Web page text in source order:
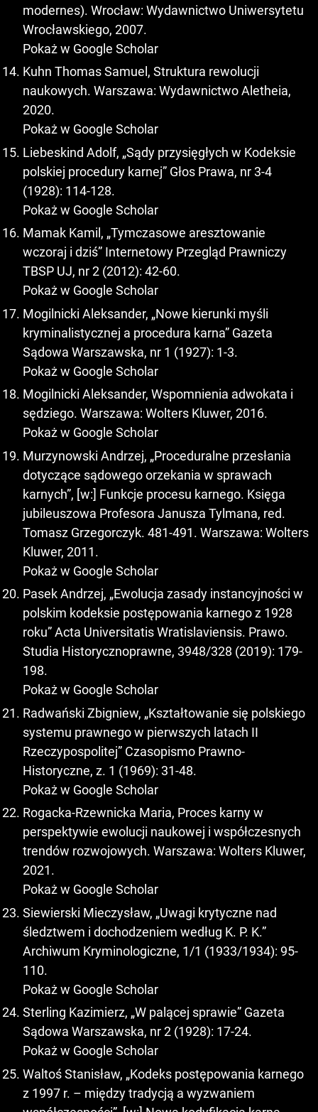
modernes). Wrocław: Wydawnictwo Uniwersytetu
Wrocławskiego, 2007.
Pokaż w Google Scholar
Kuhn Thomas Samuel, Struktura rewolucji
naukowych. Warszawa: Wydawnictwo Aletheia,
2020.
Pokaż w Google Scholar
Liebeskind Adolf, „Sądy przysięgłych w Kodeksie
polskiej procedury karnej” Głos Prawa, nr 3-4
(1928): 114-128.
Pokaż w Google Scholar
Mamak Kamil, „Tymczasowe aresztowanie
wczoraj i dziś” Internetowy Przegląd Prawniczy
TBSP UJ, nr 2 (2012): 42-60.
Pokaż w Google Scholar
Mogilnicki Aleksander, „Nowe kierunki myśli
kryminalistycznej a procedura karna” Gazeta
Sądowa Warszawska, nr 1 (1927): 1-3.
Pokaż w Google Scholar
Mogilnicki Aleksander, Wspomnienia adwokata i
sędziego. Warszawa: Wolters Kluwer, 2016.
Pokaż w Google Scholar
Murzynowski Andrzej, „Proceduralne przesłania
dotyczące sądowego orzekania w sprawach
karnych”, [w:] Funkcje procesu karnego. Księga
jubileuszowa Profesora Janusza Tylmana, red.
Tomasz Grzegorczyk. 481-491. Warszawa: Wolters
Kluwer, 2011.
Pokaż w Google Scholar
Pasek Andrzej, „Ewolucja zasady instancyjności w
polskim kodeksie postępowania karnego z 1928
roku” Acta Universitatis Wratislaviensis. Prawo.
Studia Historycznoprawne, 3948/328 (2019): 179-
198.
Pokaż w Google Scholar
Radwański Zbigniew, „Kształtowanie się polskiego
systemu prawnego w pierwszych latach II
Rzeczypospolitej” Czasopismo Prawno-
Historyczne, z. 1 (1969): 31-48.
Pokaż w Google Scholar
Rogacka-Rzewnicka Maria, Proces karny w
perspektywie ewolucji naukowej i współczesnych
trendów rozwojowych. Warszawa: Wolters Kluwer,
2021.
Pokaż w Google Scholar
Siewierski Mieczysław, „Uwagi krytyczne nad
śledztwem i dochodzeniem według K. P. K.”
Archiwum Kryminologiczne, 1/1 (1933/1934): 95-
110.
Pokaż w Google Scholar
Sterling Kazimierz, „W palącej sprawie” Gazeta
Sądowa Warszawska, nr 2 (1928): 17-24.
Pokaż w Google Scholar
Waltoś Stanisław, „Kodeks postępowania karnego
z 1997 r. – między tradycją a wyzwaniem